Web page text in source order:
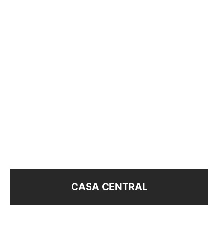
CASA CENTRAL